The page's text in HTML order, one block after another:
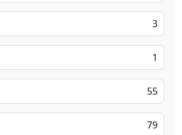
3
1
55
79